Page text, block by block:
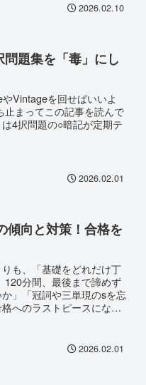
2026.02.10
題集を「毒」にし
Vintageを回せばいいよ
まってこの記事を読んで
4択問題の○暗記が定期テ
2026.02.01
傾向と対策！合格を
も、「基礎をどれだけ丁
120分間、最後まで諦めず
」「冠詞や三単現のsを忘
へのラストピースになり
2026.02.01